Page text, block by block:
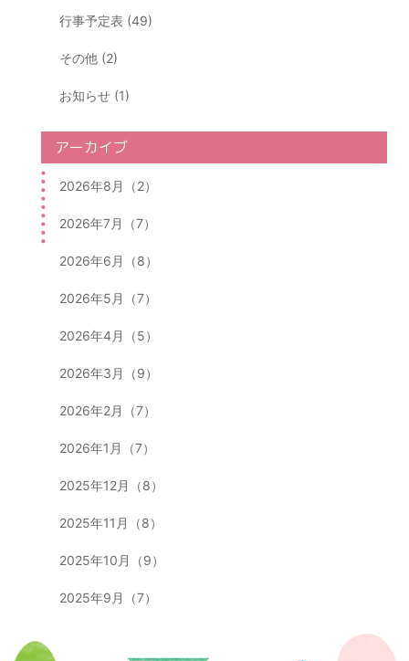
行事予定表 (49)
その他 (2)
お知らせ (1)
アーカイブ
2026年8月（2）
2026年7月（7）
2026年6月（8）
2026年5月（7）
2026年4月（5）
2026年3月（9）
2026年2月（7）
2026年1月（7）
2025年12月（8）
2025年11月（8）
2025年10月（9）
2025年9月（7）